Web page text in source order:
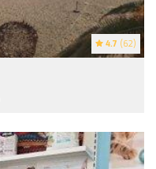
4.7 (62)